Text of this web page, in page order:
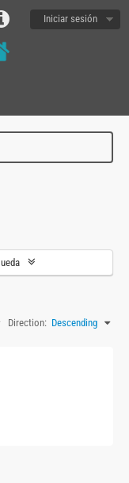
Iniciar sesión
Direction: Descending